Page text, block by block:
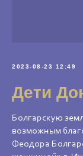
2023-08-23 12:49
Дети
Болгарскую
возможным
Феодора